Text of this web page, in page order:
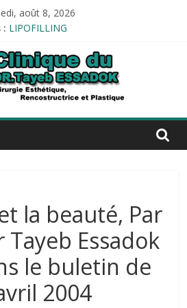
août 8, 2026
: LIPOFILLING
Tests allergologiques
Audiométrie
Impédancemétrie
la beauté, Par
Essadok
le buletin de
2004